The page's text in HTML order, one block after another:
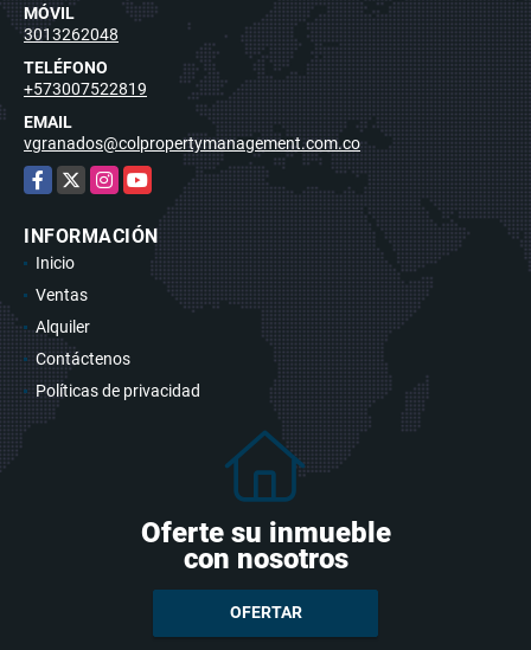
MÓVIL
3013262048
TELÉFONO
+573007522819
EMAIL
vgranados@colpropertymanagement.com.co
Facebook
X Instagram
YouTube
INFORMACIÓN
Inicio
Ventas
Alquiler
Contáctenos
Políticas de privacidad
Oferte su inmueble
con nosotros
OFERTAR